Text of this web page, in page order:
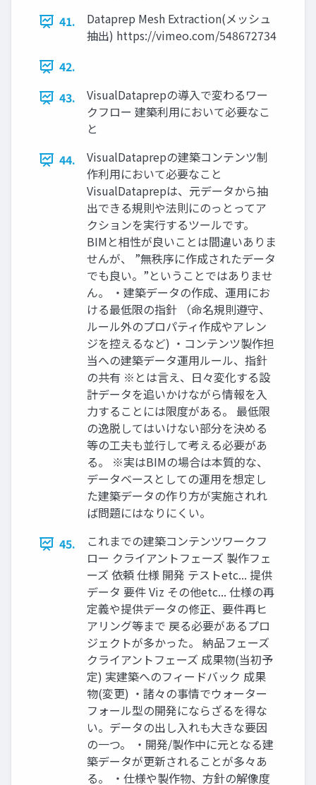
41.
Dataprep Mesh Extraction(メッシュ
抽出) https://vimeo.com/548672734
42.
43.
VisualDataprepの導入で変わるワー
クフロー 建築利用において必要なこ
と
44.
VisualDataprepの建築コンテンツ制
作利用において必要なこと
VisualDataprepは、元データから抽
出できる規則や法則にのっとってア
クションを実行するツールです。
BIMと相性が良いことは間違いありま
せんが、 ”無秩序に作成されたデータ
でも良い。”ということではありませ
ん。 ・建築データの作成、運用にお
ける最低限の指針 （命名規則遵守、
ルール外のプロパティ作成やアレン
ジを控えるなど) ・コンテンツ製作担
当への建築データ運用ルール、指針
の共有 ※とは言え、日々変化する設
計データを追いかけながら情報を入
力することには限度がある。 最低限
の逸脱してはいけない部分を決める
等の工夫も並行して考える必要があ
る。 ※実はBIMの場合は本質的な、
データベースとしての運用を想定し
た建築データの作り方が実施されれ
ば問題にはなりにくい。
45.
これまでの建築コンテンツワークフ
ロー クライアントフェーズ 製作フェ
ーズ 依頼 仕様 開発 テストetc... 提供
データ 要件 Viz その他etc... 仕様の再
定義や提供データの修正、要件再ヒ
アリング等まで 戻る必要があるプロ
ジェクトが多かった。 納品フェーズ
クライアントフェーズ 成果物(当初予
定) 実建築へのフィードバック 成果
物(変更) ・諸々の事情でウォーター
フォール型の開発にならざるを得な
い。データの出し入れも大きな要因
の一つ。 ・開発/製作中に元となる建
築データが更新されることが多々あ
る。 ・仕様や製作物、方針の解像度